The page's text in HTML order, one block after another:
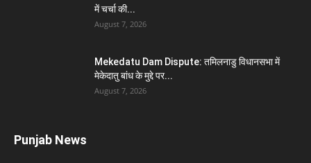
में चर्चा की...
August 7, 2026
Mekedatu Dam Dispute: तमिलनाडु विधानसभा में
मेकेदातु बांध के मुद्दे पर...
August 7, 2026
Punjab News